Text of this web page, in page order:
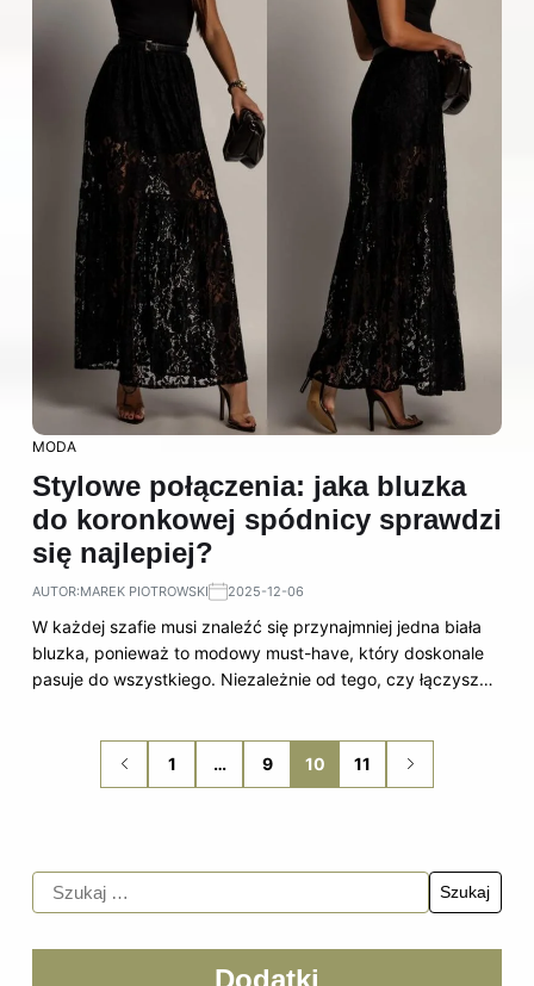
MODA
Stylowe połączenia: jaka bluzka
do koronkowej spódnicy sprawdzi
się najlepiej?
AUTOR:MAREK PIOTROWSKI 2025-12-06
W każdej szafie musi znaleźć się przynajmniej jedna biała
bluzka, ponieważ to modowy must-have, który doskonale
pasuje do wszystkiego. Niezależnie od tego, czy łączysz…
1 … 9 10 11
Dodatki